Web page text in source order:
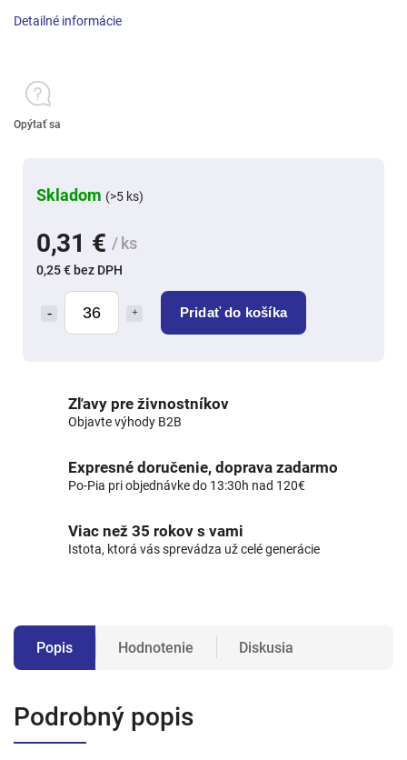
0,31 € / ks
0,25 € bez DPH
Pridať do košíka
Skladom (>5 ks)
Detailné informácie
Opýtať sa
Zľavy pre živnostníkov
Objavte výhody B2B
Expresné doručenie, doprava zadarmo
Po-Pia pri objednávke do 13:30h nad 120€
Viac než 35 rokov s vami
Istota, ktorá vás sprevádza už celé generácie
Popis Hodnotenie Diskusia
Podrobný popis